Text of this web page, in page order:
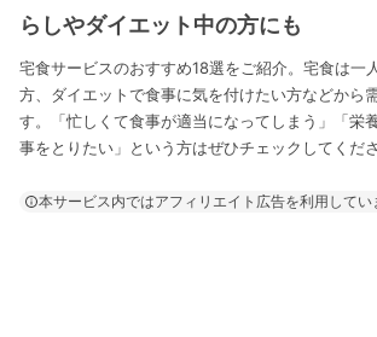
らしやダイエット中の方にも
宅食サービスのおすすめ18選をご紹介。宅食は一
方、ダイエットで食事に気を付けたい方などから
す。「忙しくて食事が適当になってしまう」「栄
事をとりたい」という方はぜひチェックしてくださ
本サービス内ではアフィリエイト広告を利用してい